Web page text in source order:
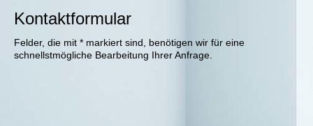
Kontaktformular
Felder, die mit * markiert sind, benötigen wir für eine
schnellstmögliche Bearbeitung Ihrer Anfrage.